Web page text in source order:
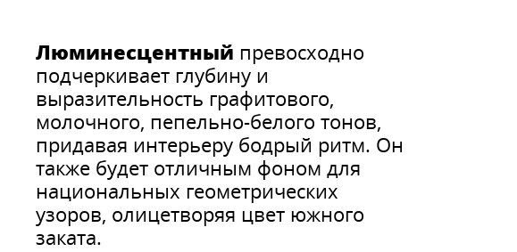
Люминесцентный превосходно
подчеркивает глубину и
выразительность графитового,
молочного, пепельно-белого тонов,
придавая интерьеру бодрый ритм. Он
также будет отличным фоном для
национальных геометрических
узоров, олицетворяя цвет южного
заката.